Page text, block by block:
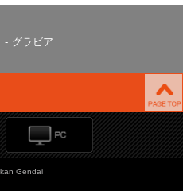
グラビア
Gendai